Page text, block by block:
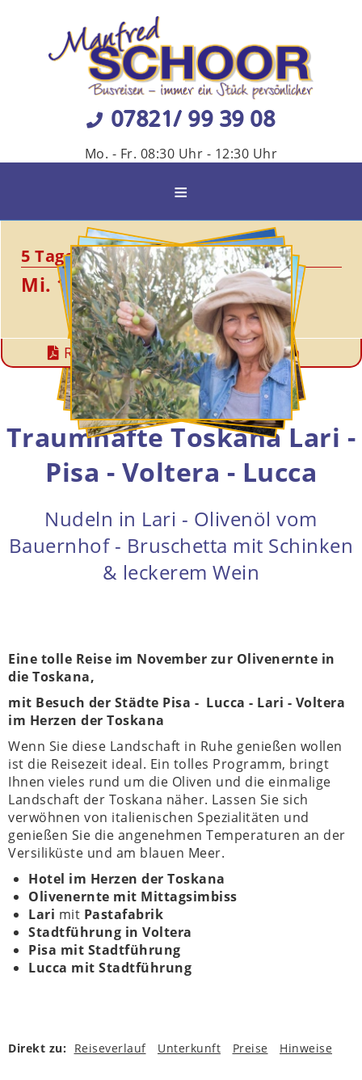
07821/ 99 39 08
Mo. - Fr. 08:30 Uhr - 12:30 Uhr
≡
5 Tage
Mi. 11.11. - So. 15.11.2026
 Reise-PDF Termin
Traumhafte Toskana Lari -
Pisa - Voltera - Lucca
Nudeln in Lari - Olivenöl vom
Bauernhof - Bruschetta mit Schinken
& leckerem Wein
Eine tolle Reise im November zur Olivenernte in
die Toskana,
mit Besuch der Städte Pisa - Lucca - Lari - Voltera
im Herzen der Toskana
Wenn Sie diese Landschaft in Ruhe genießen wollen
ist die Reisezeit ideal. Ein tolles Programm, bringt
Ihnen vieles rund um die Oliven und die einmalige
Landschaft der Toskana näher. Lassen Sie sich
verwöhnen von italienischen Spezialitäten und
genießen Sie die angenehmen Temperaturen an der
Versiliküste und am blauen Meer.
Hotel im Herzen der Toskana
Olivenernte mit Mittagsimbiss
Lari mit Pastafabrik
Stadtführung in Voltera
Pisa mit Stadtführung
Lucca mit Stadtführung
Direkt zu: Reiseverlauf Unterkunft Preise Hinweise